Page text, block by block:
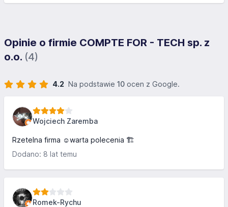
Opinie o firmie COMPTE FOR - TECH sp. z
o.o. (4)
4.2 Na podstawie 10 ocen z Google.
Wojciech Zaremba
Rzetelna firma ☺warta polecenia 🏗
Dodano: 8 lat temu
Romek-Rychu